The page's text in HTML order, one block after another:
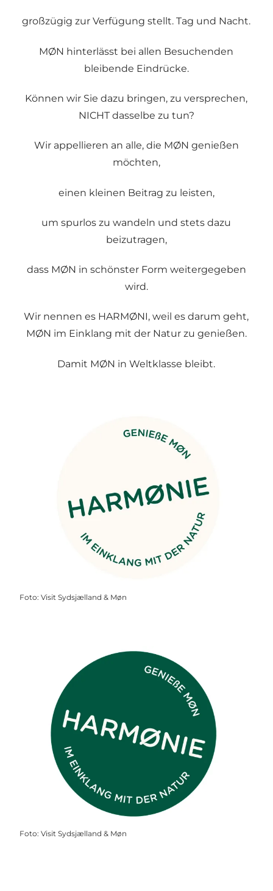
großzügig zur Verfügung stellt. Tag und Nacht.
MØN hinterlässt bei allen Besuchenden
bleibende Eindrücke.
Können wir Sie dazu bringen, zu versprechen,
NICHT dasselbe zu tun?
Wir appellieren an alle, die MØN genießen
möchten,
einen kleinen Beitrag zu leisten,
um spurlos zu wandeln und stets dazu
beizutragen,
dass MØN in schönster Form weitergegeben
wird.
Wir nennen es HARMØNI, weil es darum geht,
MØN im Einklang mit der Natur zu genießen.
Damit MØN in Weltklasse bleibt.
Foto: Visit Sydsjælland & Møn
Foto: Visit Sydsjælland & Møn